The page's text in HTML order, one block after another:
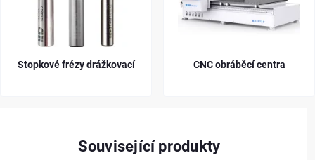
CNC obráběcí centra
Diamantové
Související produkty